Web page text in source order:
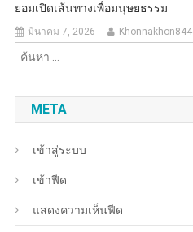
ยอมเปิดเส้นทางเพื่อมนุษยธรรม
มีนาคม 7, 2026 Khonnakhon844
META
เข้าสู่ระบบ
เข้าฟีด
แสดงความเห็นฟีด